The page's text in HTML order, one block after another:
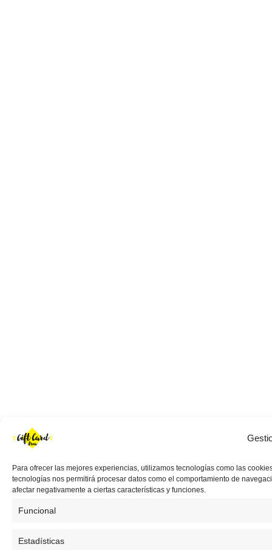
Para ofrecer las mejores experiencias, utilizamos tecnologías como las
tecnologías nos permitirá procesar datos como el comportamiento de
afectar negativamente a ciertas características y funciones.
Funcional
Estadísticas